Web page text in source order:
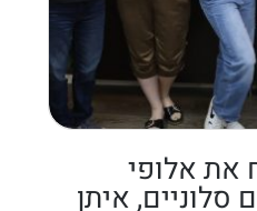
את אלופי
סלוניים, איתן